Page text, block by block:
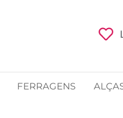
FERRAGENS